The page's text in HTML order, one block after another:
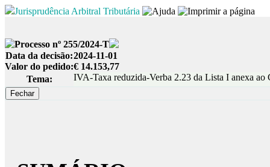
Jurisprudência Arbitral Tributária
Processo nº 255/2024-T
Data da decisão:2024-11-01
Valor do pedido:€ 14.153,77
Tema:
IVA-Taxa reduzida-Verba 2.23 da Lista I anexa